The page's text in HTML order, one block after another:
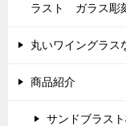
ラスト ガラス
丸いワイングラ
商品紹介
サンドブラス